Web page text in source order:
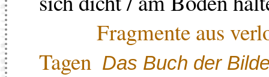
Fragmente aus
Tagen Das Buch der